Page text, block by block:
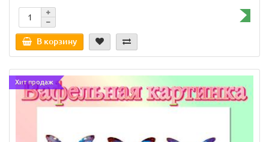
В корзину
Хит продаж